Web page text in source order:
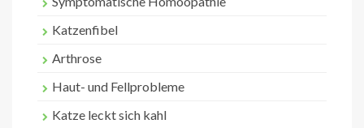
Katzenfibel
Arthrose
Haut- und Fellprobleme
Katze leckt sich kahl